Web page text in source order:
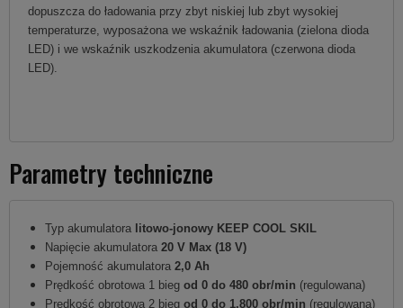
dopuszcza do ładowania przy zbyt niskiej lub zbyt wysokiej
temperaturze, wyposażona we wskaźnik ładowania (zielona dioda
LED) i we wskaźnik uszkodzenia akumulatora (czerwona dioda
LED).
Parametry techniczne
Typ akumulatora litowo-jonowy KEEP COOL SKIL
Napięcie akumulatora 20 V Max (18 V)
Pojemność akumulatora 2,0 Ah
Prędkość obrotowa 1 bieg od 0 do 480 obr/min (regulowana)
Prędkość obrotowa 2 bieg od 0 do 1.800 obr/min (regulowana)